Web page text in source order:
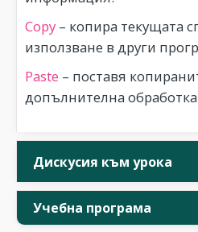
Copy – копира текущата
използване в други
Paste – поставя
допълнителна
Дискусия към урока
Учебна програма